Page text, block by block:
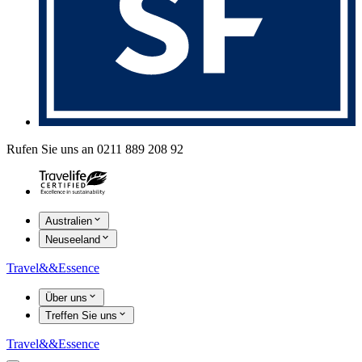
Rufen Sie uns an 0211 889 208 92
Australien
Neuseeland
Travel&&Essence
Über uns
Treffen Sie uns
Travel&&Essence